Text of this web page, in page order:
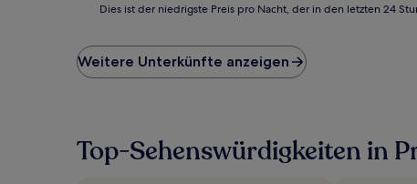
der
niedrigste
Preis
in
den
Dies ist der niedrigste Preis pro Nacht, der in den letzten 24
Weitere Unterkünfte anzeigen
Top-Sehenswürdigkeiten in